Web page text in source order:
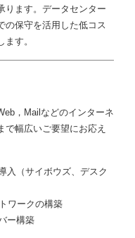
ります。データセンター
の保守を活用した低コス
す。
，Mailなどのインターネ
で幅広いご要望にお応え
入（サイボウズ、デスク
ワークの構築
ー構築